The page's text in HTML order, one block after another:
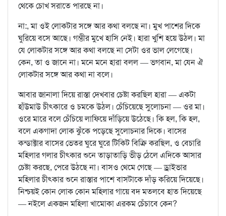
থেকে চোখ সরাতে পারছে না।
না:, মা ওই লোকটার সঙ্গে আর কথা বলছে না। মুখ পাশের দিকে
ঘুরিয়ে বসে আছে। গম্ভীর মুখে হাসি নেই। হারা খুশি হয়ে উঠল। মা
যে লোকটার সঙ্গে আর কথা বলছে না সেটা ওর ভাল লেগেছে।
কেন, তা ও জানে না। মনে মনে হারা বলল — ভগবান, মা যেন ঐ
লোকটার সঙ্গে আর কথা না বলে।
আবার জানালা দিয়ে রাস্তা দেখবার চেষ্টা করছিল হারা — একটা
হাঁউমাউ চীৎকারে ও চমকে উঠল। চেঁচিয়েছে সুলোচনা — ওর মা।
ওরে মারে বলে চেঁচিয়ে লাফিয়ে দাঁড়িয়ে উঠেছে। কি হল, কি হল,
বলে একগাদা লোক ঝুঁকে পড়েছে সুলোচনার দিকে। বাসের
কন্ডাক্টার বাসের ভেতর ঘুরে ঘুরে টিকিট বিক্রি করছিল, ও বেচারি
মহিলার গলার চীৎকার শুনে তাড়াতাড়ি ভীড় ঠেলে এদিকে আসার
চেষ্টা করছে, পেরে উঠছে না। বাসও থেমে গেছে — ড্রাইভার
মহিলার চীৎকার শুনে রাস্তার পাশে বাসটাকে দাঁড় করিয়ে দিয়েছে।
নিশ্চয়ই কোন লোক কোন মহিলার গায়ে বদ মতলবে হাত দিয়েছে
— নইলে একজন মহিলা খামোকা এরকম চেঁচাবে কেন?